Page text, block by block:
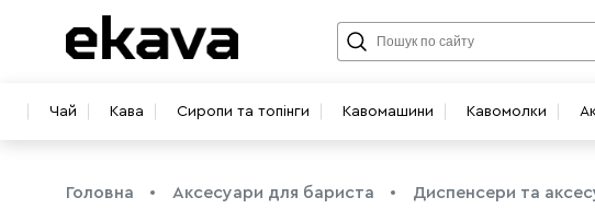
Чай Кава Сиропи та топінги Кавомашини Кавомолки
Головна Аксесуари для бариста Диспенсери та